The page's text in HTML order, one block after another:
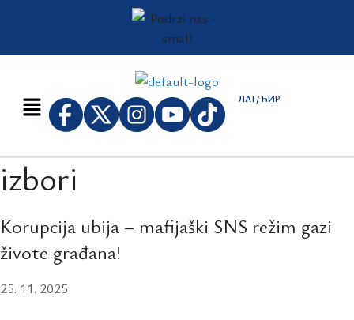
ЛАТ/ЋИР
izbori
Korupcija ubija – mafijaški SNS režim gazi
živote građana!
25. 11. 2025